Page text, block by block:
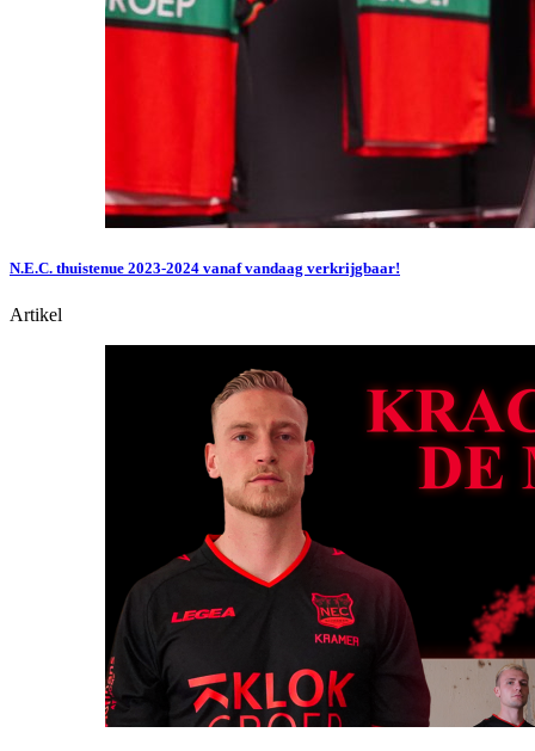
N.E.C. thuistenue 2023-2024 vanaf vandaag verkrijgbaar!
Artikel